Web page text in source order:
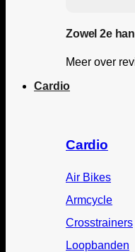
Zowel 2e
Meer over
Cardio
Cardio
Air Bikes
Armcycle
Crosstrainers
Loopbanden